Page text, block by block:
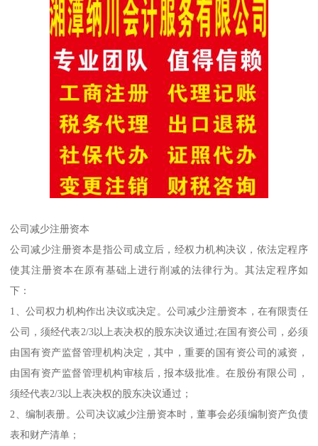
公司减少注册资本
公司减少注册资本是指公司成立后，经权力机构决议，依法定程序
使其注册资本在原有基础上进行削减的法律行为。其法定程序如
下：
1、公司权力机构作出决议或决定。公司减少注册资本，在有限责任
公司，须经代表2/3以上表决权的股东决议通过;在国有资公司，必须
由国有资产监督管理机构决定，其中，重要的国有资公司的减资，
由国有资产监督管理机构审核后，报本级批准。在股份有限公司，
须经代表2/3以上表决权的股东决议通过；
2、编制表册。公司决议减少注册资本时，董事会必须编制资产负债
表和财产清单；